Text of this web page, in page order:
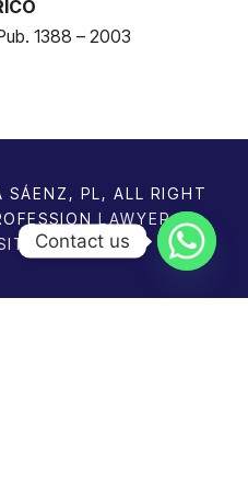
1388 – 2003
SÁENZ, PL, ALL RIGHT
LAWYER
Contact us